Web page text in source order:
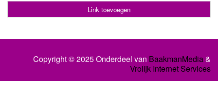
Link toevoegen
Copyright © 2025 Onderdeel van BaakmanMedia&
Vrolijk Internet Services